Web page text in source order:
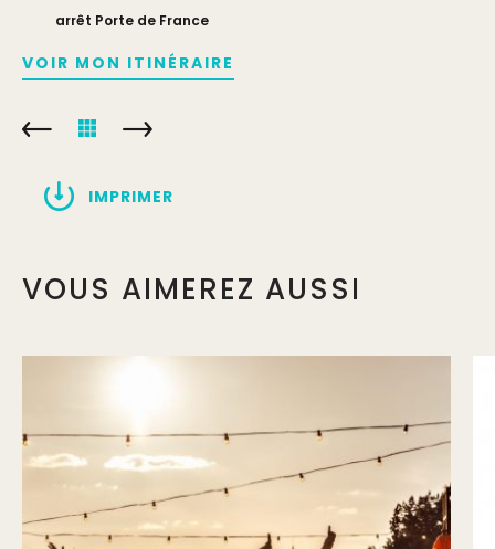
arrêt Porte de France
VOIR MON ITINÉRAIRE
IMPRIMER
VOUS AIMEREZ AUSSI